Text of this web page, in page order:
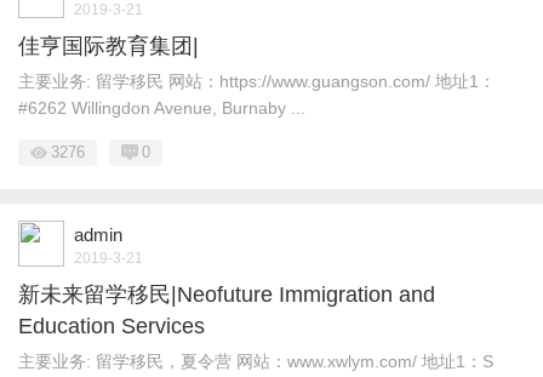
2019-3-21
佳亨国际教育集团|
主要业务: 留学移民 网站：https://www.guangson.com/ 地址1：
#6262 Willingdon Avenue, Burnaby ...
3276 0
admin
2019-3-21
新未来留学移民|Neofuture Immigration and
Education Services
主要业务: 留学移民，夏令营 网站：www.xwlym.com/ 地址1：S